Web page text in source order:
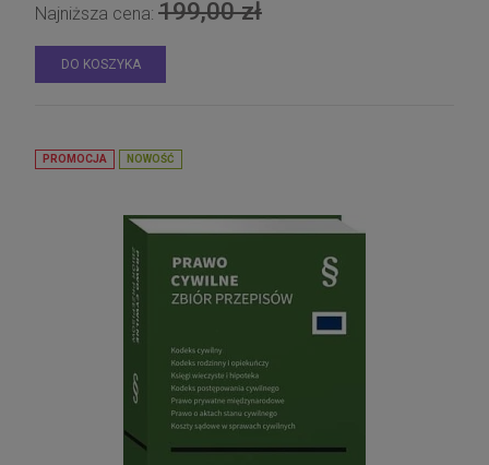
Najniższa cena: 199,00 zł
DO KOSZYKA
PROMOCJA NOWOŚĆ